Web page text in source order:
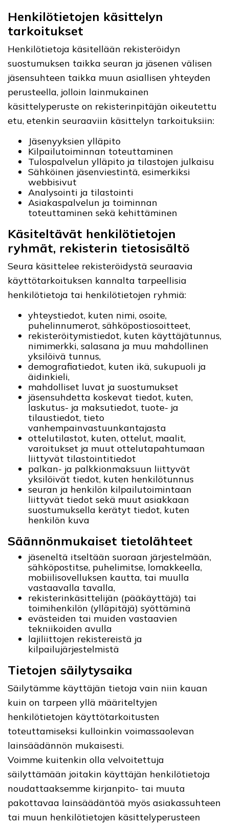
Henkilötietojen käsittelyn
tarkoitukset
Henkilötietoja käsitellään rekisteröidyn
suostumuksen taikka seuran ja jäsenen välisen
jäsensuhteen taikka muun asiallisen yhteyden
perusteella, jolloin lainmukainen
käsittelyperuste on rekisterinpitäjän oikeutettu
etu, etenkin seuraaviin käsittelyn tarkoituksiin:
Jäsenyyksien ylläpito
Kilpailutoiminnan toteuttaminen
Tulospalvelun ylläpito ja tilastojen julkaisu
Sähköinen jäsenviestintä, esimerkiksi
webbisivut
Analysointi ja tilastointi
Asiakaspalvelun ja toiminnan
toteuttaminen sekä kehittäminen
Käsiteltävät henkilötietojen
ryhmät, rekisterin tietosisältö
Seura käsittelee rekisteröidystä seuraavia
käyttötarkoituksen kannalta tarpeellisia
henkilötietoja tai henkilötietojen ryhmiä:
yhteystiedot, kuten nimi, osoite,
puhelinnumerot, sähköpostiosoitteet,
rekisteröitymistiedot, kuten käyttäjätunnus,
nimimerkki, salasana ja muu mahdollinen
yksilöivä tunnus,
demografiatiedot, kuten ikä, sukupuoli ja
äidinkieli,
mahdolliset luvat ja suostumukset
jäsensuhdetta koskevat tiedot, kuten,
laskutus- ja maksutiedot, tuote- ja
tilaustiedot, tieto
vanhempainvastuunkantajasta
ottelutilastot, kuten, ottelut, maalit,
varoitukset ja muut ottelutapahtumaan
liittyvät tilastointitiedot
palkan- ja palkkionmaksuun liittyvät
yksilöivät tiedot, kuten henkilötunnus
seuran ja henkilön kilpailutoimintaan
liittyvät tiedot sekä muut asiakkaan
suostumuksella kerätyt tiedot, kuten
henkilön kuva
Säännönmukaiset tietolähteet
jäseneltä itseltään suoraan järjestelmään,
sähköpostitse, puhelimitse, lomakkeella,
mobiilisovelluksen kautta, tai muulla
vastaavalla tavalla,
rekisterinkäsittelijän (pääkäyttäjä) tai
toimihenkilön (ylläpitäjä) syöttäminä
evästeiden tai muiden vastaavien
tekniikoiden avulla
lajiliittojen rekistereistä ja
kilpailujärjestelmistä
Tietojen säilytysaika
Säilytämme käyttäjän tietoja vain niin kauan
kuin on tarpeen yllä määriteltyjen
henkilötietojen käyttötarkoitusten
toteuttamiseksi kulloinkin voimassaolevan
lainsäädännön mukaisesti.
Voimme kuitenkin olla velvoitettuja
säilyttämään joitakin käyttäjän henkilötietoja
noudattaaksemme kirjanpito- tai muuta
pakottavaa lainsäädäntöä myös asiakassuhteen
tai muun henkilötietojen käsittelyperusteen